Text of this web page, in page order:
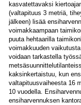
kasvatettavaksi
(valtapituus 3 metriä,
jälkeen) lisää
voimakkaampaan
puuta hehtaarilla
voimakkuuden
voidaan tarkastella
kaksinkertaistuu, kun
valtapituusvaiheesta 16
10 vuodella.
ensiharvennuksen